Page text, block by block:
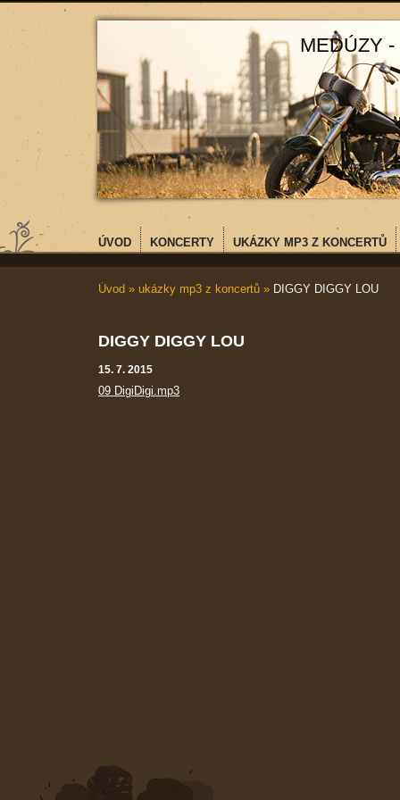
MEDÚZY
ÚVOD KONCERTY UKÁZKY MP3 Z KONCERTŮ
Úvod » ukázky mp3 z koncertů » DIGGY DIGGY LOU
DIGGY DIGGY LOU
15. 7. 2015
09 DigiDigi.mp3